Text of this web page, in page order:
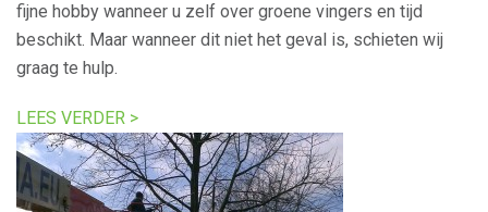
fijne hobby wanneer u zelf over groene vingers en tijd
beschikt. Maar wanneer dit niet het geval is, schieten wij
graag te hulp.
LEES VERDER >